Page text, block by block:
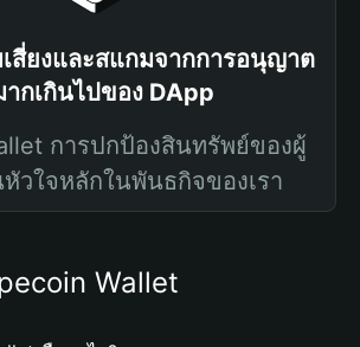
สี่ยงและสแกมจากการอนุญาต
กเกินไปของ DApp
การปกป้องสินทรัพย์ของผู้
วใจหลักในพันธกิจของเรา
Wallet